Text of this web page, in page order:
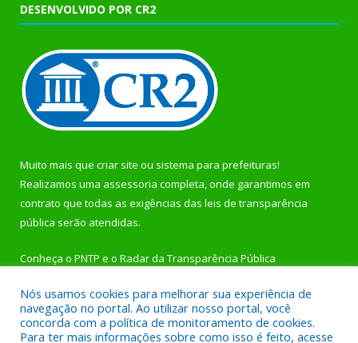
DESENVOLVIDO POR CR2
Muito mais que criar site ou sistema para prefeituras!
Realizamos uma assessoria completa, onde garantimos em
contrato que todas as exigências das leis de transparência
pública serão atendidas.
Conheça o PNTP e o Radar da Transparência Pública
Nós usamos cookies para melhorar sua experiência de
navegação no portal. Ao utilizar nosso portal, você
concorda com a política de monitoramento de cookies.
Para ter mais informações sobre como isso é feito, acesse